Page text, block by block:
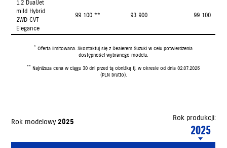
1.2 DualJet
mild Hybrid
2WD CVT
Elegance
99 100 ** 93 900 99 100
* Oferta limitowana. Skontaktuj się z Dealerem Suzuki w celu potwierdzenia
dostępności wybranego modelu.
** Najniższa cena w ciągu 30 dni przed tą obniżką tj. w okresie od dnia 02.07.2026
(PLN brutto).
Rok modelowy2025 Rok produkcji:
2025